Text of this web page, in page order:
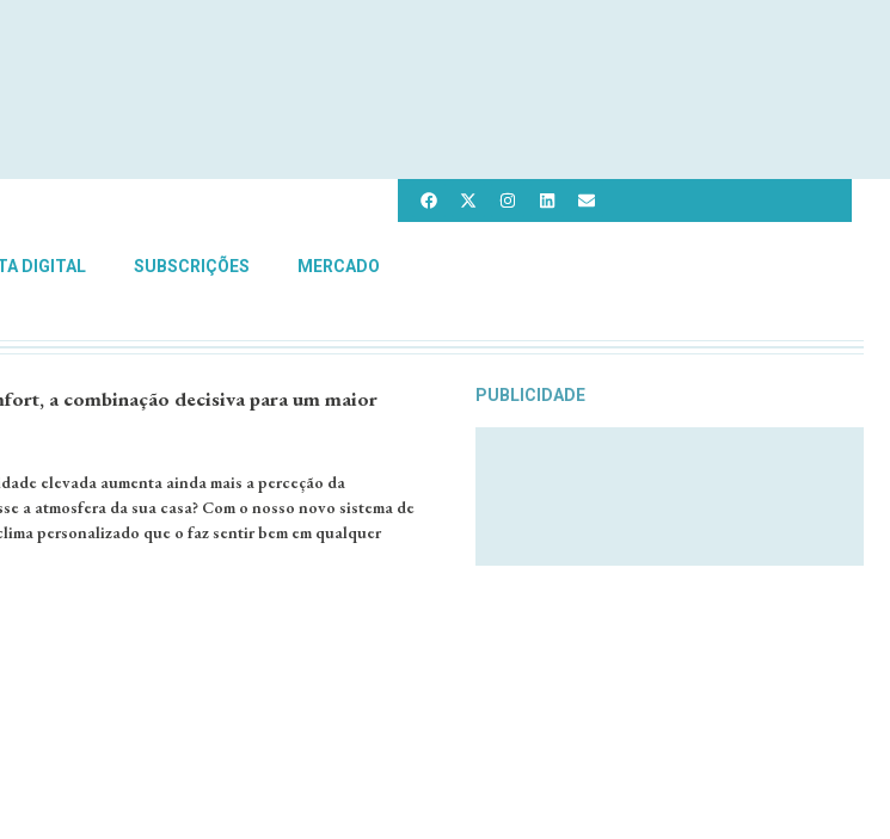
DIGITAL SUBSCRIÇÕES MERCADO
a combinação decisiva para um maior
elevada aumenta ainda mais a perceção da
a atmosfera da sua casa? Com o nosso novo sistema de
personalizado que o faz sentir bem em qualquer
PUBLICIDADE